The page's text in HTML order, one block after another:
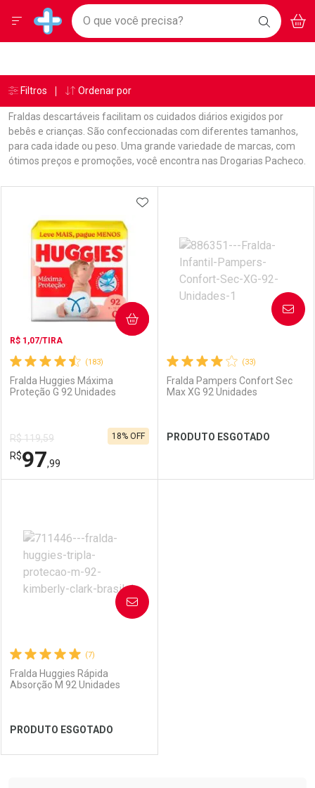
Drogarias Pacheco
Baixe nosso APP e aproveite Ofertas Exclusivas!
BAIXE
O APP
Ir direto para a home
pela página
Ir direto para o conteúdo
Ir direto para a busca
Ir direto para a ajuda
Ir direto para a notificações
Ir direto para o carrinho
Ir direto para o menu
Faça a sua busca
O que você precisa? BUSCAR
Menu
Breadcrumb
Drogarias Pacheco Fraldas
Fraldas descartáveis facilitam os cuidados diários exigidos por
bebês e crianças. São confeccionadas com diferentes tamanhos,
para cada idade ou peso. Uma grande variedade de marcas, com
ótimos preços e promoções, você encontra nas Drogarias Pacheco.
Linkagens Internas em Destaque
Promoções em Destaque
(183)
R$ 1,07/TIRA
Fralda Huggies Máxima
Proteção G 92 Unidades
R$ 119,59
R$97,99
18% OFF
ADICIONAR AOS FAVORITOS
COMPRAR
Laboratório
Por Menos
(33)
Fralda Pampers Confort Sec
Max XG 92 Unidades
PRODUTO ESGOTADO
AVISE-ME
(7)
Fralda Huggies Rápida
Absorção M 92 Unidades
PRODUTO ESGOTADO
AVISE-ME
Âncoras
Filtros Ordenar por